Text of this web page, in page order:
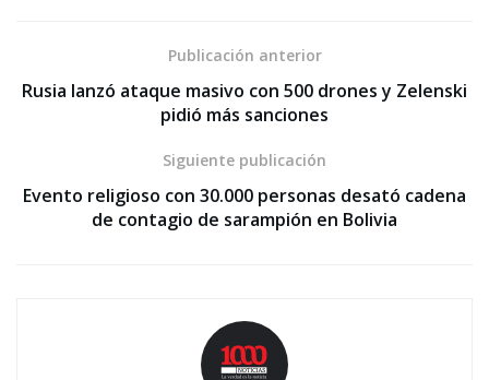
Publicación anterior
Rusia lanzó ataque masivo con 500 drones y Zelenski
pidió más sanciones
Siguiente publicación
Evento religioso con 30.000 personas desató cadena
de contagio de sarampión en Bolivia